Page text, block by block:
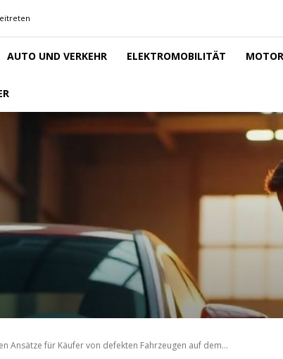
AUTO UND VERKEHR ELEKTROMOBILITÄT
Ansätze für Käufer von defekten Fahrzeugen auf dem...